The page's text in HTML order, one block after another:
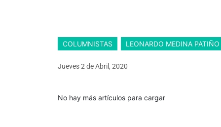
COLUMNISTAS LEONARDO MEDINA PATIÑO
Jueves 2 deAbril, 2020
No hay más artículos para cargar